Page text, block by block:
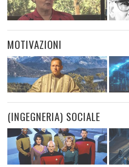
MOTIVAZIONI
(INGEGNERIA) SOCIALE